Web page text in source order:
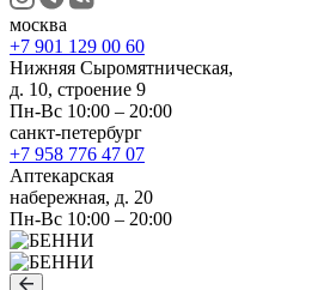
москва
+7 901 129 00 60
Нижняя Сыромятническая,
д. 10, строение 9
Пн-Вс 10:00 – 20:00
санкт-петербург
+7 958 776 47 07
Аптекарская
набережная, д. 20
Пн-Вс 10:00 – 20:00